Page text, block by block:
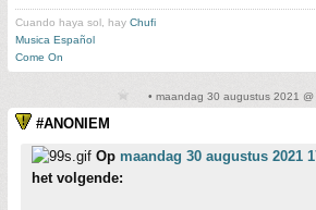
Cuando haya sol, hay Chufi
Musica Español
Come On
• maandag 30 augustus 2021 @
#ANONIEM
Op maandag 30 augustus 2021
het volgende: